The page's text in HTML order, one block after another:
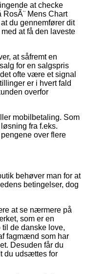
at checke
Mens Chart
du gennemfører dit
at få den laveste
at såfremt en
for en salgspris
ofte være et signal
er i hvert fald
overfor
mobilbetaling. Som
fra f.eks.
over flere
behøver man for at
betingelser, dog
at se nærmere på
som er en
de danske love,
fagmænd som har
Desuden får du
du udsættes for